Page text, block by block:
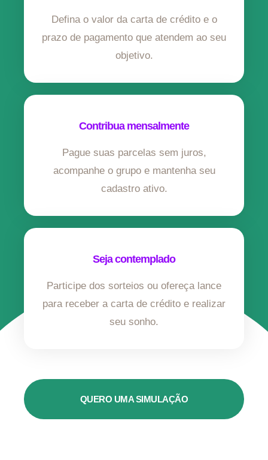
Defina o valor da carta de crédito e o
prazo de pagamento que atendem ao seu
objetivo.
Contribua mensalmente
Pague suas parcelas sem juros,
acompanhe o grupo e mantenha seu
cadastro ativo.
Seja contemplado
Participe dos sorteios ou ofereça lance
para receber a carta de crédito e realizar
seu sonho.
QUERO UMA SIMULAÇÃO